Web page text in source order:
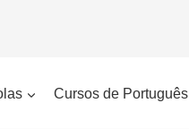
Cursos de Português